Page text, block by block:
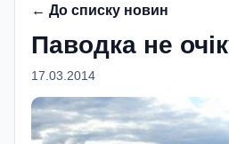
← До списку новин
Паводка не
17.03.2014